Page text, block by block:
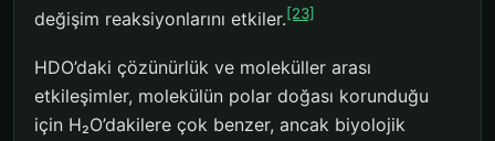
değişim reaksiyonlarını etkiler.[23]
HDO’daki çözünürlük ve moleküller arası
etkileşimler, molekülün polar doğası korunduğu
için H₂O’dakilere çok benzer, ancak biyolojik